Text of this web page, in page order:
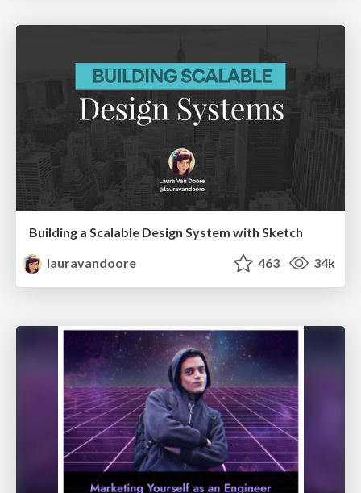
Building a Scalable Design System with Sketch
lauravandoore
463 34k